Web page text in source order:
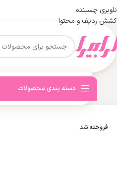
ناوبری چسبنده
کشش ردیف و محتوا
دسته بندی محصولات
فروخته شد